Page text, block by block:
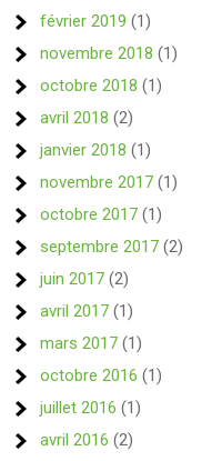
février 2019 (1)
novembre 2018 (1)
octobre 2018 (1)
avril 2018 (2)
janvier 2018 (1)
novembre 2017 (1)
octobre 2017 (1)
septembre 2017 (2)
juin 2017 (2)
avril 2017 (1)
mars 2017 (1)
octobre 2016 (1)
juillet 2016 (1)
avril 2016 (2)